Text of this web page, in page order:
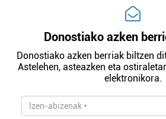
Donostiako azken
Donostiako azken berriak biltzen
Astelehen, asteazken eta
elektronikora.